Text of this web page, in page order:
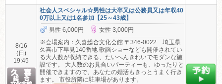
8/16
(日)
19:45
社会人スペシャル☆男性は大卒又は公務員又は年収40
0万以上又は1名参加【25～43歳】
男性 6,000円
女性 3,000円
※会場案内：久喜総合文化会館 〒346-0022 埼玉県
久喜市下早見140番地 歌謡ショーなども開催されてい
る大人数が収納できる、たいへんきれいでモダンな施
設です。 大人数のお見合いパーティーも、ゆったりと
開催できますので、あなたの婚活もきっとうまく行き
ます。 市役所隣に駐車場があります。